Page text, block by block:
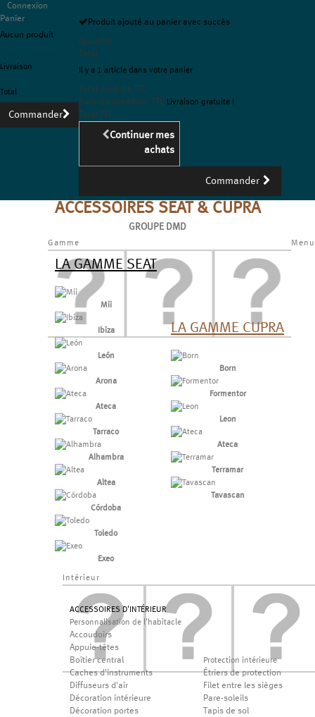
Connexion
Panier
Aucun produit
Livraison
Total
Commander
Produit ajouté au panier avec succès
Quantité
Total
Il y a 1 article dans votre panier
Total produits TTC
Frais d'expédition TTC Livraison gratuite !
Total TTC
Continuer mes
achats
Commander
ACCESSOIRES SEAT & CUPRA
GROUPE DMD
Menu
Gamme
LA GAMME SEAT
Mii
Ibiza
León
Arona
Ateca
Tarraco
Alhambra
Altea
Córdoba
Toledo
Exeo
LA GAMME CUPRA
Born
Formentor
Leon
Ateca
Terramar
Tavascan
Intérieur
ACCESSOIRES D'INTÉRIEUR
Personnalisation de l'habitacle
Accoudoirs
Appuie-têtes
Boîtier central
Caches d'instruments
Diffuseurs d'air
Décoration intérieure
Décoration portes
Protection intérieure
Étriers de protection
Filet entre les sièges
Pare-soleils
Tapis de sol